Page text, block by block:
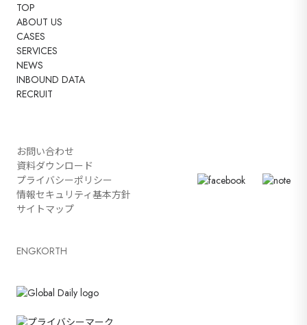
TOP
ABOUT US
CASES
SERVICES
NEWS
INBOUND DATA
RECRUIT
お問い合わせ
資料ダウンロード
プライバシーポリシー
情報セキュリティ基本方針
サイトマップ
ENGKORTH